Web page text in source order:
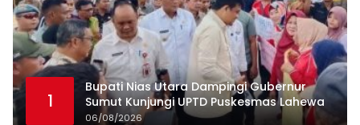
1
Bupati Nias Utara Dampingi Gubernur
Sumut Kunjungi UPTD Puskesmas Lahewa
06/08/2026